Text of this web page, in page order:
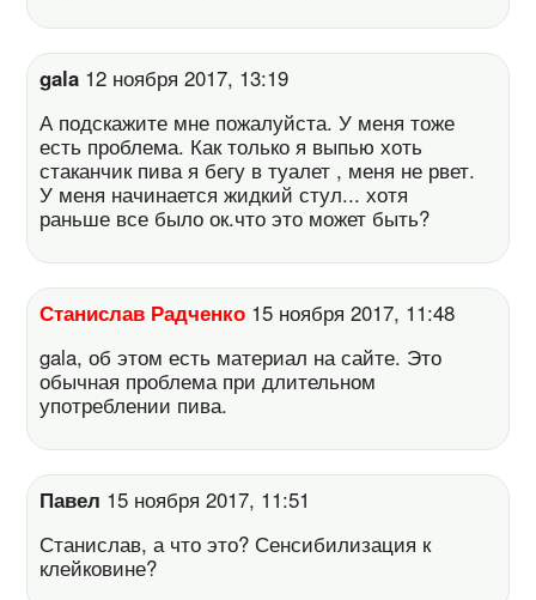
gala 12 ноября 2017, 13:19
А подскажите мне пожалуйста. У меня тоже
есть проблема. Как только я выпью хоть
стаканчик пива я бегу в туалет , меня не рвет.
У меня начинается жидкий стул... хотя
раньше все было ок.что это может быть?
Станислав Радченко 15 ноября 2017, 11:48
gala, об этом есть материал на сайте. Это
обычная проблема при длительном
употреблении пива.
Павел 15 ноября 2017, 11:51
Станислав, а что это? Сенсибилизация к
клейковине?